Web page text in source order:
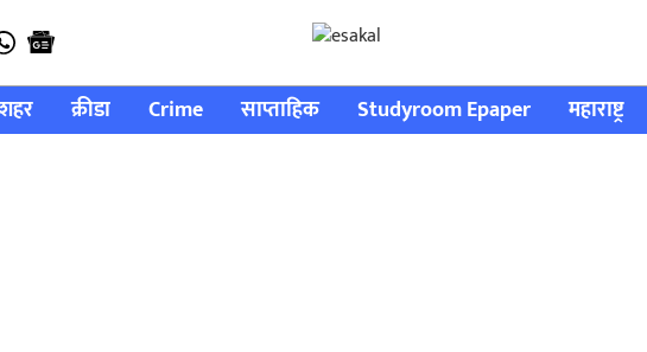
क्रीडा Crime साप्ताहिक Studyroom Epaper महाराष्ट्र